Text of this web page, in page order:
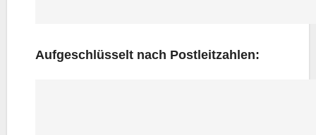
Auf­ge­schlüs­selt nach Postleitzahlen: